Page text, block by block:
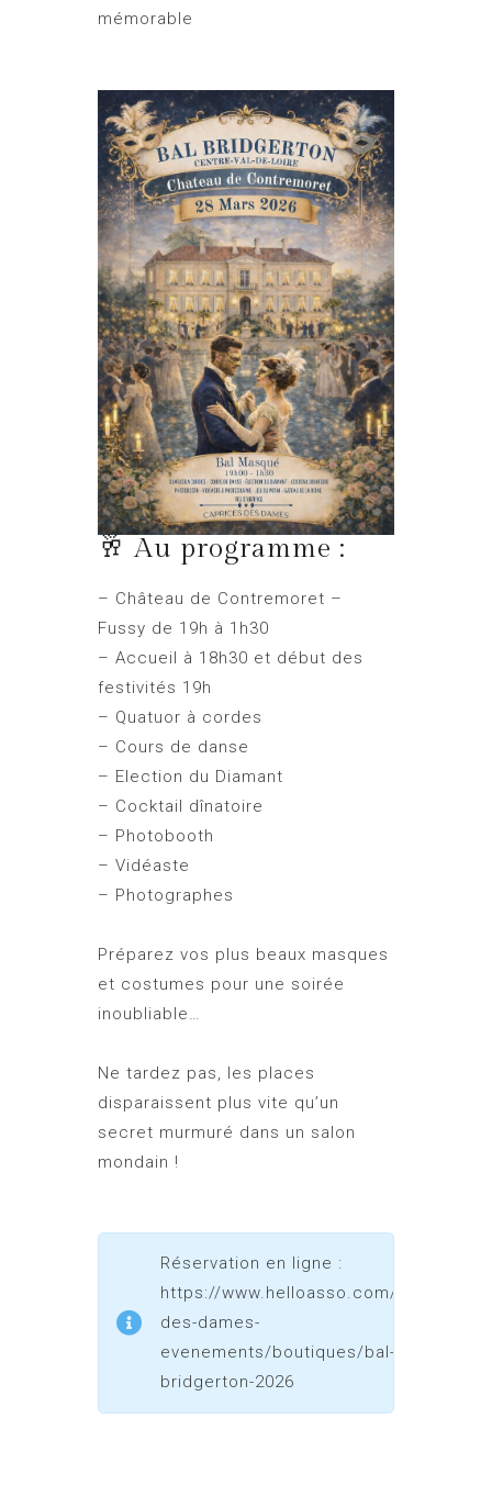
mémorable
🥂 Au programme :
– Château de Contremoret –
Fussy de 19h à 1h30
– Accueil à 18h30 et début des
festivités 19h
– Quatuor à cordes
– Cours de danse
– Election du Diamant
– Cocktail dînatoire
– Photobooth
– Vidéaste
– Photographes
Préparez vos plus beaux masques
et costumes pour une soirée
inoubliable…
Ne tardez pas, les places
disparaissent plus vite qu’un
secret murmuré dans un salon
mondain !
Réservation en ligne :
https://www.helloasso.com/
des-dames-
evenements/boutiques/bal-
bridgerton-2026